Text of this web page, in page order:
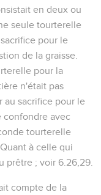
en deux ou
seule tourterelle
pour le
de la graisse.
pour la
n'était pas
au sacrifice pour le
confondre avec
tourterelle
à celle qui
prêtre ; voir 6.26,29
compte de la